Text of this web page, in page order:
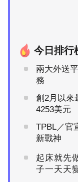
今日排行
兩大外送
務
創2月以來
4253美元
TPBL／官
新戰神
起床就先
子一天天